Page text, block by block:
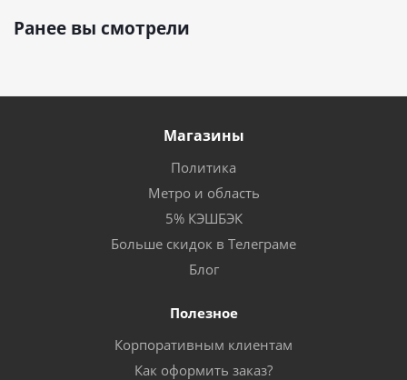
Ранее вы смотрели
Магазины
Политика
Метро и область
5% КЭШБЭК
Больше скидок в Телеграме
Блог
Полезное
Корпоративным клиентам
Как оформить заказ?